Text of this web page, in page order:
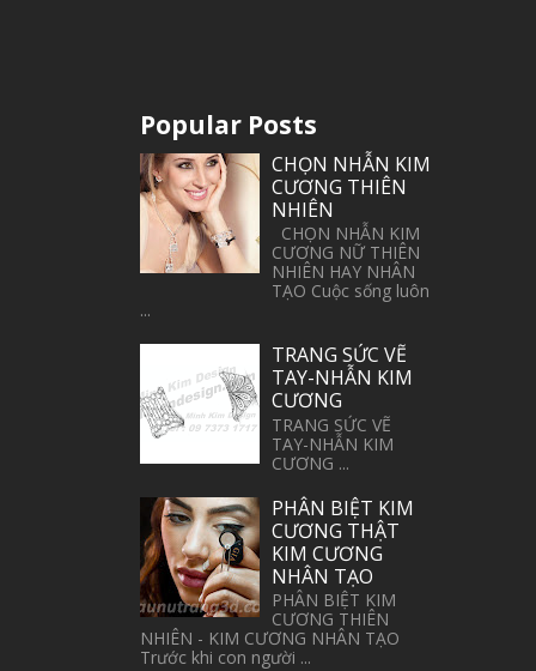
Popular Posts
CHỌN NHẪN KIM
CƯƠNG THIÊN
NHIÊN
CHỌN NHẪN KIM
CƯƠNG NỮ THIÊN
NHIÊN HAY NHÂN
TẠO Cuộc sống luôn
...
TRANG SỨC VẼ
TAY-NHẪN KIM
CƯƠNG
TRANG SỨC VẼ
TAY-NHẪN KIM
CƯƠNG ...
PHÂN BIỆT KIM
CƯƠNG THẬT
KIM CƯƠNG
NHÂN TẠO
PHÂN BIỆT KIM
CƯƠNG THIÊN
NHIÊN - KIM CƯƠNG NHÂN TẠO
Trước khi con người ...